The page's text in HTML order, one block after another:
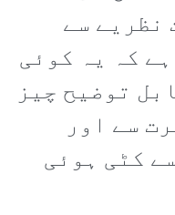
نظریے سے
کہ یہ کوئی
توضیح چیز
سے اور
کٹی ہوئی